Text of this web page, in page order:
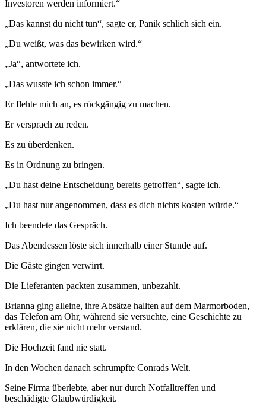
Investoren werden informiert.“
„Das kannst du nicht tun“, sagte er, Panik schlich sich ein.
„Du weißt, was das bewirken wird.“
„Ja“, antwortete ich.
„Das wusste ich schon immer.“
Er flehte mich an, es rückgängig zu machen.
Er versprach zu reden.
Es zu überdenken.
Es in Ordnung zu bringen.
„Du hast deine Entscheidung bereits getroffen“, sagte ich.
„Du hast nur angenommen, dass es dich nichts kosten würde.“
Ich beendete das Gespräch.
Das Abendessen löste sich innerhalb einer Stunde auf.
Die Gäste gingen verwirrt.
Die Lieferanten packten zusammen, unbezahlt.
Brianna ging alleine, ihre Absätze hallten auf dem Marmorboden,
das Telefon am Ohr, während sie versuchte, eine Geschichte zu
erklären, die sie nicht mehr verstand.
Die Hochzeit fand nie statt.
In den Wochen danach schrumpfte Conrads Welt.
Seine Firma überlebte, aber nur durch Notfalltreffen und
beschädigte Glaubwürdigkeit.